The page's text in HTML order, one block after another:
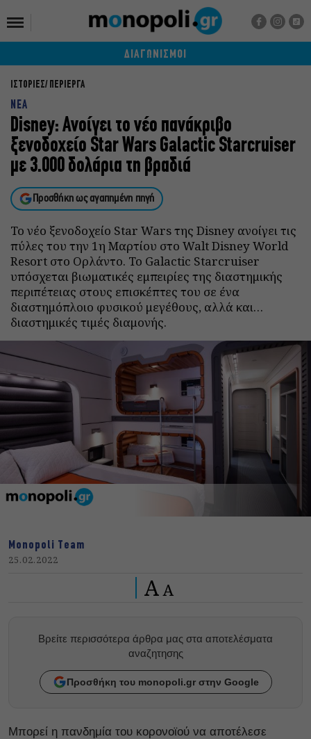
ΔΙΑΓΩΝΙΣΜΟΙ
ΙΣΤΟΡΙΕΣ ΠΕΡΙΕΡΓΑ
ΝΕΑ
Disney: Ανοίγει το νέο πανάκριβο
ξενοδοχείο Star Wars Galactic Starcruiser
με 3.000 δολάρια τη βραδιά
Προσθήκη ως αγαπημένη πηγή
Το νέο ξενοδοχείο Star Wars της Disney ανοίγει τις
πύλες του την 1η Μαρτίου στο Walt Disney World
Resort στο Ορλάντο. Το Galactic Starcruiser
υπόσχεται βιωματικές εμπειρίες της διαστημικής
περιπέτειας στους επισκέπτες του σε ένα
διαστημόπλοιο φυσικού μεγέθους, αλλά και…
διαστημικές τιμές διαμονής.
Monopoli Team
25.02.2022
A A
Βρείτε περισσότερα άρθρα μας στα αποτελέσματα
αναζητησης
Προσθήκη του monopoli.gr στην Google
Μπορεί η πανδημία του κορονοϊού να αποτέλεσε